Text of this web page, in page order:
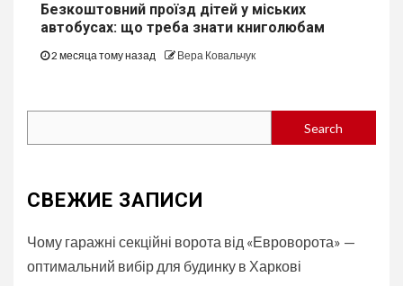
Безкоштовний проїзд дітей у міських
автобуcах: що треба знати книголюбам
2 месяца тому назад Вера Ковальчук
Search
СВЕЖИЕ ЗАПИСИ
Чому гаражні секційні ворота від «Евроворота» —
оптимальний вибір для будинку в Харкові